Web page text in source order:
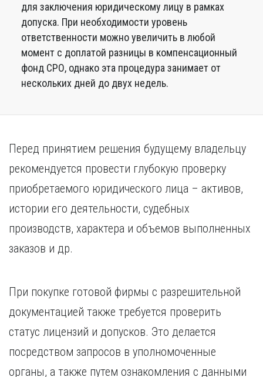
для заключения юридическому лицу в рамках
допуска. При необходимости уровень
ответственности можно увеличить в любой
момент с доплатой разницы в компенсационный
фонд СРО, однако эта процедура занимает от
нескольких дней до двух недель.
Перед принятием решения будущему владельцу
рекомендуется провести глубокую проверку
приобретаемого юридического лица – активов,
истории его деятельности, судебных
производств, характера и объемов выполненных
заказов и др.
При покупке готовой фирмы с разрешительной
документацией также требуется проверить
статус лицензий и допусков. Это делается
посредством запросов в уполномоченные
органы, а также путем ознакомления с данными